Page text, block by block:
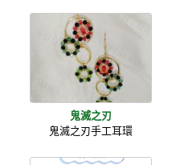
鬼滅之刃
鬼滅之刃手工耳環